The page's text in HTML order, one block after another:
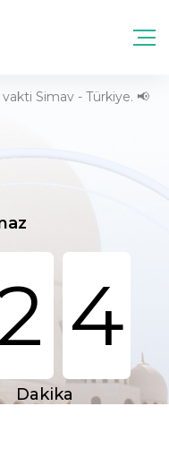
Simav - Türkiye. 📢
4
Dakika